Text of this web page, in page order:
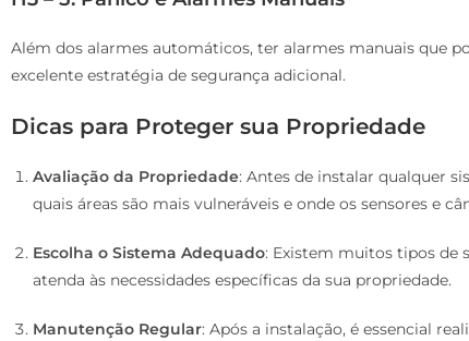
Além dos alarmes automáticos, ter alarmes manuais que
excelente estratégia de segurança adicional.
Dicas para Proteger sua Propriedade
Avaliação da Propriedade: Antes de instalar qualquer
quais áreas são mais vulneráveis e onde os sensores e
Escolha o Sistema Adequado: Existem muitos tipos de
atenda às necessidades específicas da sua propriedade.
Manutenção Regular: Após a instalação, é essencial